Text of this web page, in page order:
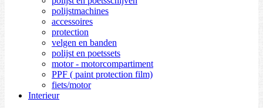
polijstmachines
accessoires
protection
velgen en banden
polijst en poetssets
motor - motorcompartiment
PPF ( paint protection film)
fiets/motor
Interieur